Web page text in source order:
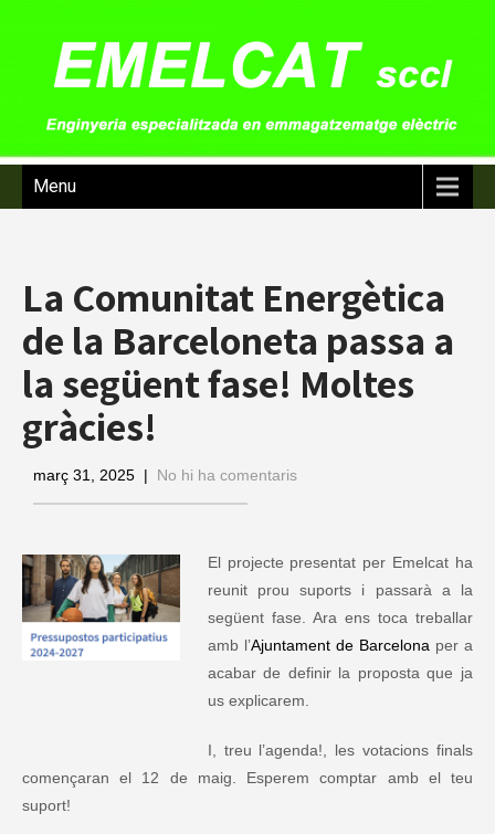
Menu
La Comunitat Energètica
de la Barceloneta passa a
la següent fase! Moltes
gràcies!
març 31, 2025 | No hi ha comentaris
El projecte presentat per Emelcat ha
reunit prou suports i passarà a la
següent fase. Ara ens toca treballar
amb l’Ajuntament de Barcelona per a
acabar de definir la proposta que ja
us explicarem.
I, treu l’agenda!, les votacions finals
començaran el 12 de maig. Esperem comptar amb el teu
suport!